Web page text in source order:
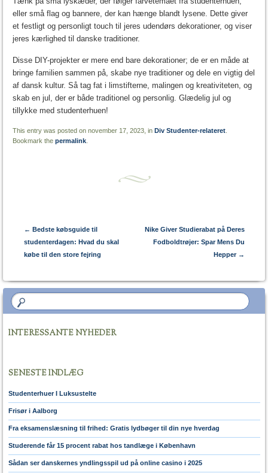
eller små flag og bannere, der kan hænge blandt lysene. Dette giver
et festligt og personligt touch til jeres udendørs dekorationer, og viser
jeres kærlighed til danske traditioner.
Disse DIY-projekter er mere end bare dekorationer; de er en måde at
bringe familien sammen på, skabe nye traditioner og dele en vigtig del
af dansk kultur. Så tag fat i limstifterne, malingen og kreativiteten, og
skab en jul, der er både traditionel og personlig. Glædelig jul og
tillykke med studenterhuen!
This entry was posted on november 17, 2023, inDiv Studenter-relateret
Bookmark thepermalink
Post navigation
← Bedste købsguide til
studenterdagen: Hvad du skal
købe til den store fejring
Nike Giver Studierabat på Deres
Fodboldtrøjer: Spar Mens Du
Hepper →
INTERESSANTE NYHEDER
SENESTE INDLÆG
Studenterhuer I Luksustelte
Frisør i Aalborg
Fra eksamenslæsning til frihed: Gratis lydbøger til din nye hverdag
Studerende får 15 procent rabat hos tandlæge i København
Sådan ser danskernes yndlingsspil ud på online casino i 2025